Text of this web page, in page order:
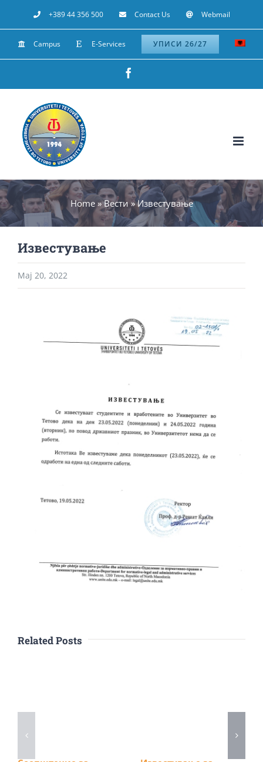
to
content
+389 44 356 500 Contact Us Webmail
Campus E-Services УПИСИ 26/27
Home»Вести»Известување
Известување
Мај 20, 2022
Related Posts